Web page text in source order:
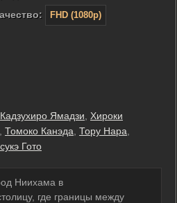
FHD (1080p)
Кадзухиро Ямадзи
Хироки
Томоко Канэда Тору Нара
Гото
Ниихама в
где границы между